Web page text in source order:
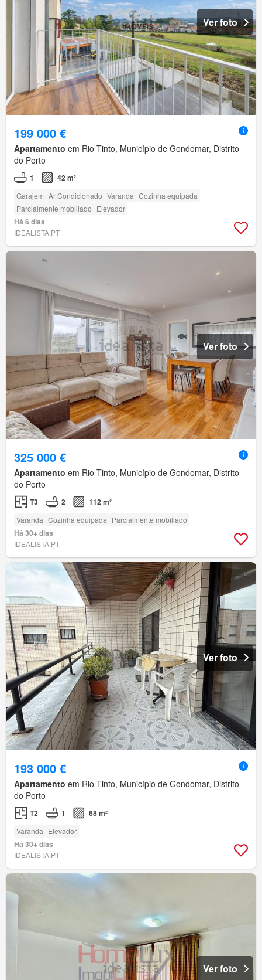
Ver foto
199 000 €
Apartamento em Rio Tinto, Município de Gondomar, Distrito
do Porto
1 42 m²
Garajem Ar Condicionado Varanda Cozinha equipada
Parcialmente mobiliado Elevador
Há 6 dias
IDEALISTA.PT
Ver foto
325 000 €
Apartamento em Rio Tinto, Município de Gondomar, Distrito
do Porto
T3 2 112 m²
Varanda Cozinha equipada Parcialmente mobiliado
Há 30+ dias
IDEALISTA.PT
Ver foto
193 000 €
Apartamento em Rio Tinto, Município de Gondomar, Distrito
do Porto
T2 1 68 m²
Varanda Elevador
Há 30+ dias
IDEALISTA.PT
Ver foto